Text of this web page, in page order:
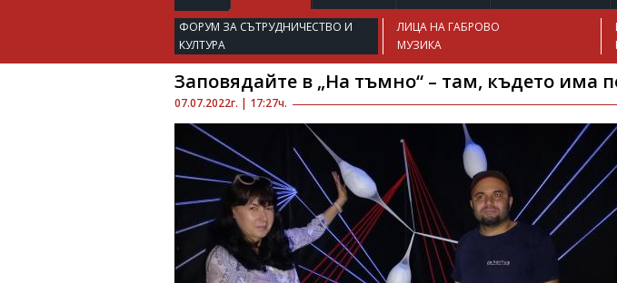
ФОРУМ ЗА СЪТРУДНИЧЕСТВО И
КУЛТУРА
ЛИЦА НА ГАБРОВО
МУЗИКА
07.07.2022г. | 17:27ч.
Заповядайте в „На тъмно“ – там, където има